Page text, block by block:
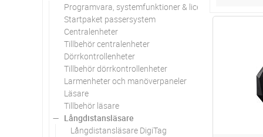
Programvara, systemfunktioner & licenser
Startpaket passersystem
Centralenheter
Tillbehör centralenheter
Dörrkontrollenheter
Tillbehör dörrkontrollenheter
Larmenheter och manöverpaneler
Läsare
Tillbehör läsare
Långdistansläsare
Långdistansläsare DigiTag